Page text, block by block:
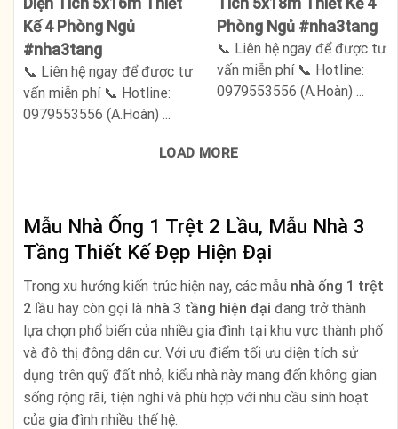
Diện Tích 5x16m Thiết
Kế 4 Phòng Ngủ
#nha3tang
📞 Liên hệ ngay để được tư
vấn miễn phí 📞 Hotline:
0979553556 (A.Hoàn) ...
Tích 5x18m Thiết Kế 4
Phòng Ngủ #nha3tang
📞 Liên hệ ngay để được tư
vấn miễn phí 📞 Hotline:
0979553556 (A.Hoàn) ...
LOAD MORE
Mẫu Nhà Ống 1 Trệt 2 Lầu, Mẫu Nhà 3
Tầng Thiết Kế Đẹp Hiện Đại
Trong xu hướng kiến trúc hiện nay, các mẫu nhà ống 1 trệt
2 lầu hay còn gọi là nhà 3 tầng hiện đại đang trở thành
lựa chọn phổ biến của nhiều gia đình tại khu vực thành phố
và đô thị đông dân cư. Với ưu điểm tối ưu diện tích sử
dụng trên quỹ đất nhỏ, kiểu nhà này mang đến không gian
sống rộng rãi, tiện nghi và phù hợp với nhu cầu sinh hoạt
của gia đình nhiều thế hệ.